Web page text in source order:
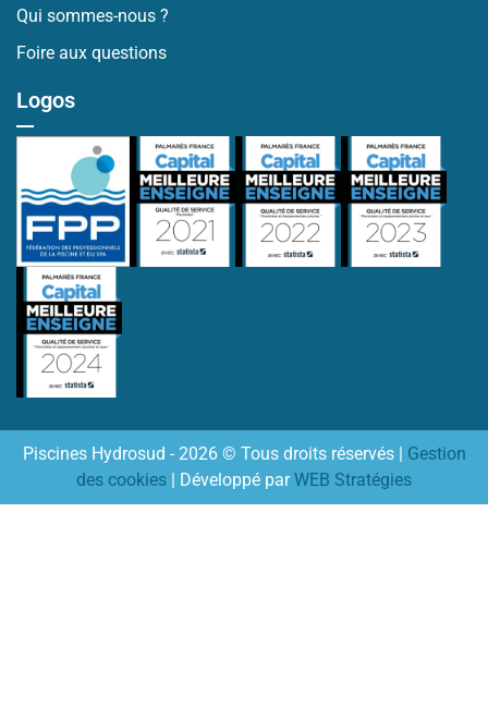
Qui sommes-nous ?
Foire aux questions
Logos
Piscines Hydrosud - 2026 © Tous droits réservés | Gestion
des cookies | Développé parWEB Stratégies